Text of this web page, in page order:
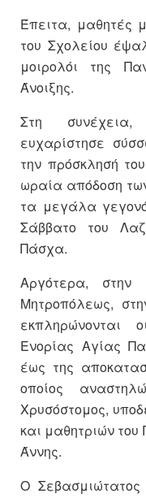
Έπειτα, μαθητές
του Σχολείου
μοιρολόι της
Άνοιξης.
Στη
ευχαρίστησε
την πρόσκλησή
ωραία απόδοση
τα μεγάλα
Σάββατο του
Πάσχα.
Αργότερα, στην
Μητροπόλεως,
εκπληρώνονται
Ενορίας Αγίας
έως της
οποίος
Χρυσόστομος,
και μαθητριών του
Άννης.
Ο Σεβασμιώτατος